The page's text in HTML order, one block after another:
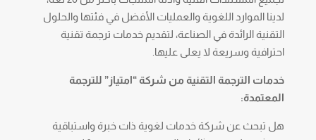
لدينا الموارد اللغوية والعمليات الأفضل في فئتها والحلول
التقنية الرائدة في الصناعة، لتقديم خدمات ترجمة تقنية
احترافية وسريعة لا يعلى عليها.
خدمات الترجمة التقنية من شركة “امتياز” للترجمة
المعتمدة:
هل تبحث عن شركة خدمات لغوية ذات خبرة واستباقية